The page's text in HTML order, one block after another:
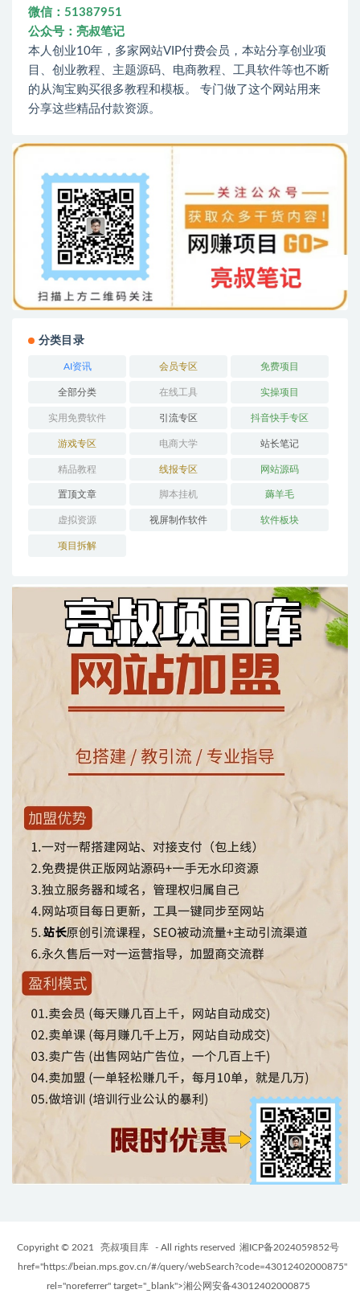
微信：51387951
公众号：亮叔笔记
本人创业10年，多家网站VIP付费会员，本站分享创业项
目、创业教程、主题源码、电商教程、工具软件等也不断
的从淘宝购买很多教程和模板。 专门做了这个网站用来
分享这些精品付款资源。
分类目录
AI资讯 会员专区 免费项目
全部分类 在线工具 实操项目
实用免费软件 引流专区 抖音快手专区
游戏专区 电商大学 站长笔记
精品教程 线报专区 网站源码
置顶文章 脚本挂机 薅羊毛
虚拟资源 视屏制作软件 软件板块
项目拆解
Copyright © 2021 亮叔项目库 - All rights reserved 湘ICP备2024059852号
href="https://beian.mps.gov.cn/#/query/webSearch?code=43012402000875"
rel="noreferrer" target="_blank">湘公网安备43012402000875